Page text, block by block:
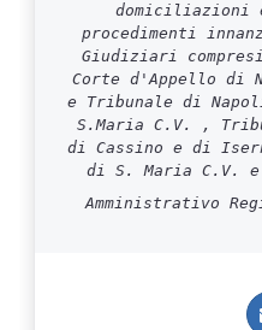
domiciliazioni
procedimenti
Giudiziari
Corte d'Appello di
e Tribunale di
S.Maria C.V. ,
di Cassino e di
di S. Maria C.V.
Amministrativo